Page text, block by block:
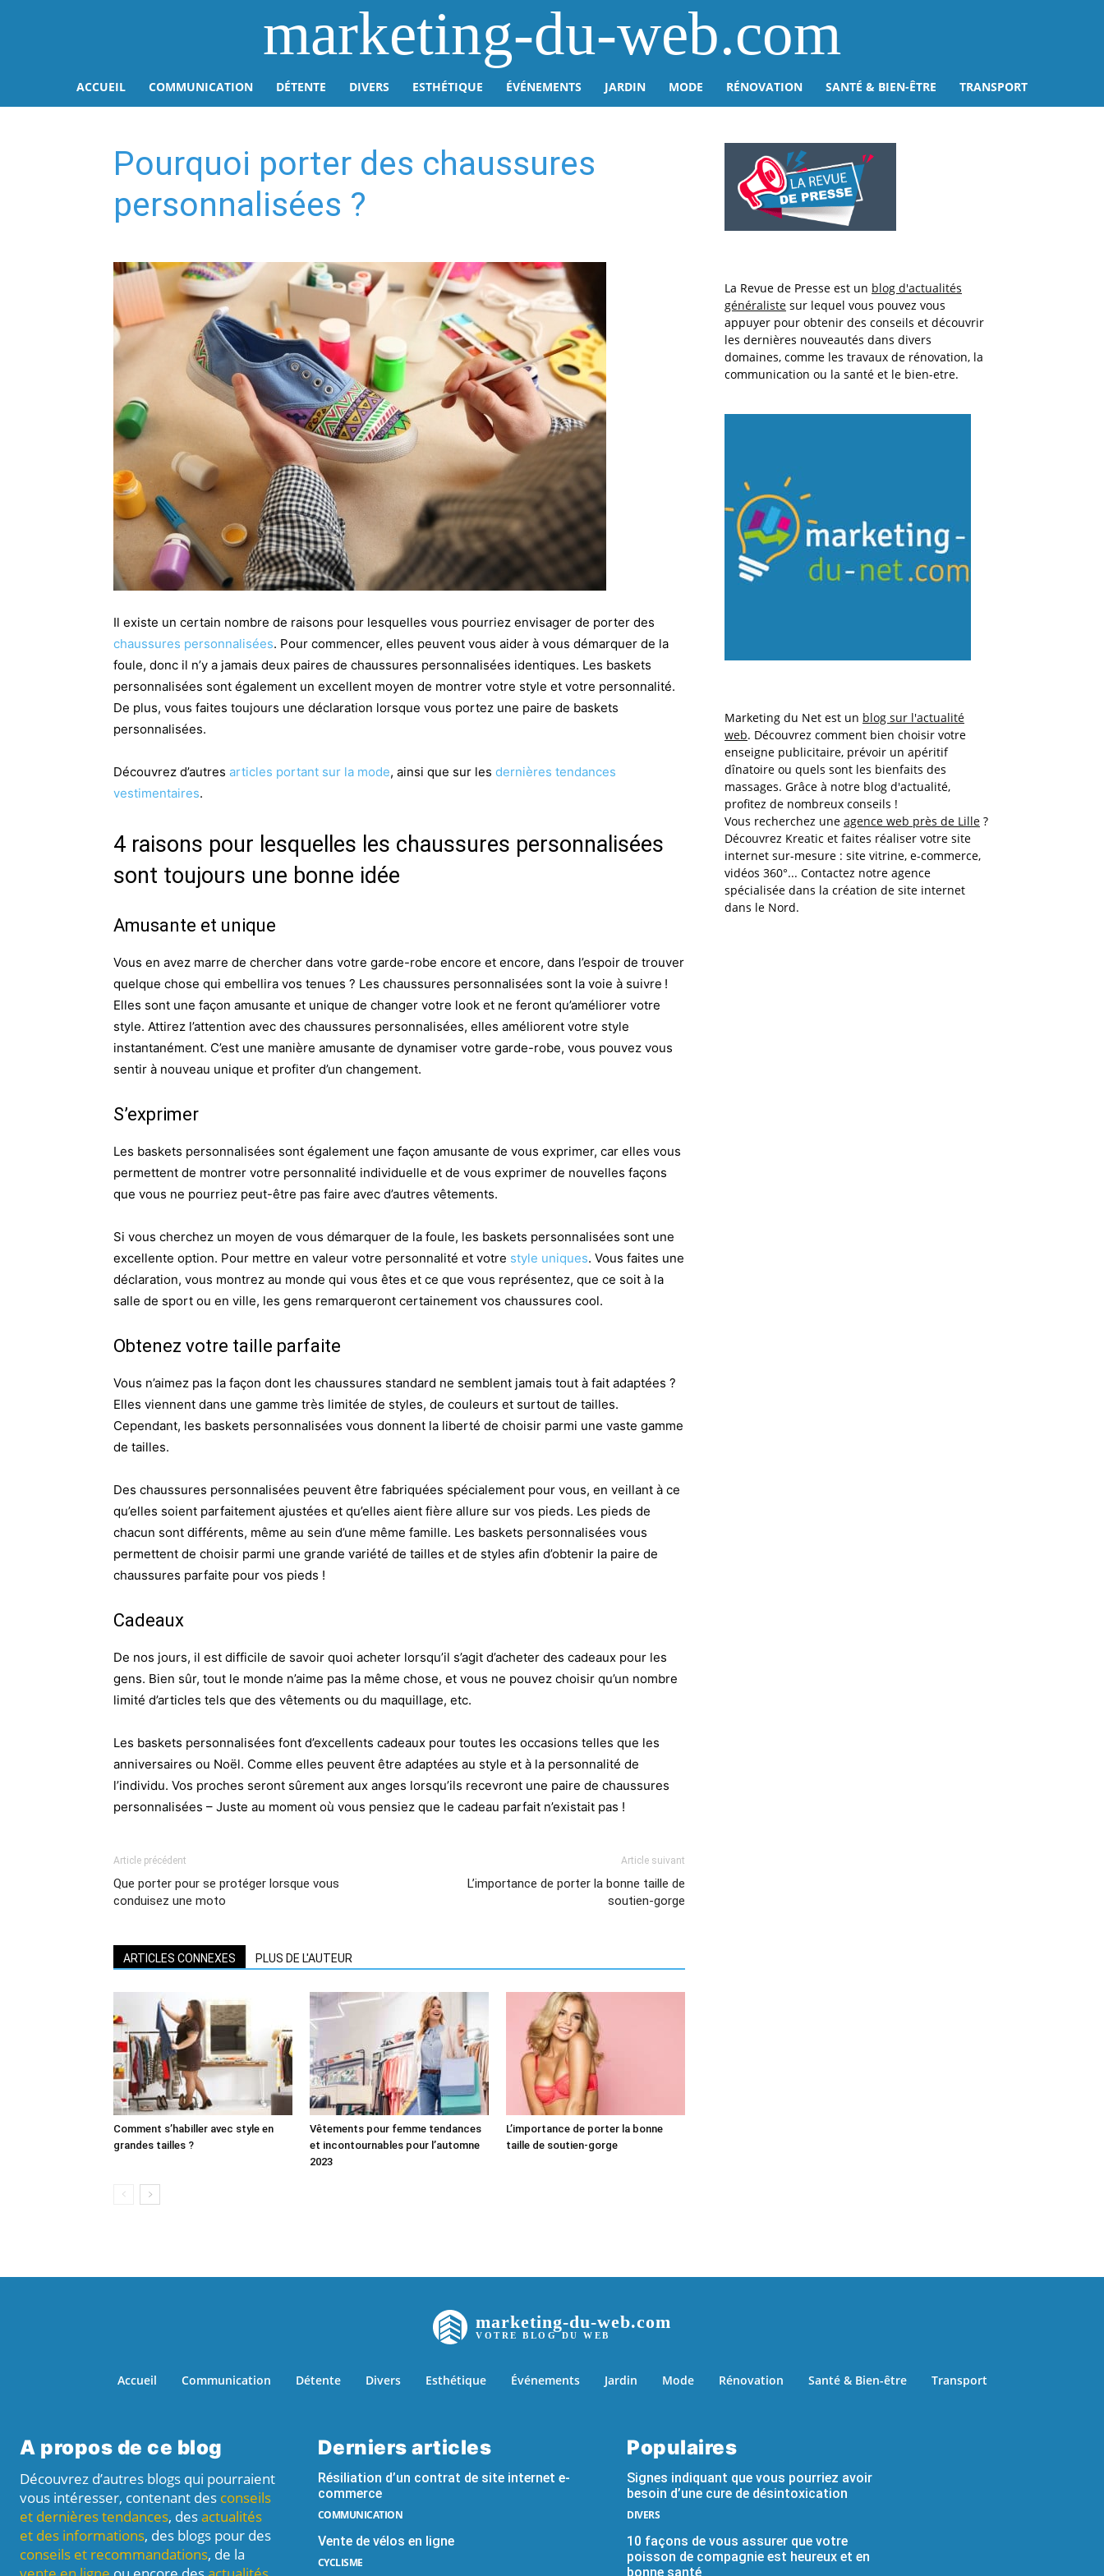
marketing-du-web.com
ACCUEIL COMMUNICATION DÉTENTE DIVERS ESTHÉTIQUE ÉVÉNEMENTS JARDIN MODE RÉNOVATION SANTÉ & BIEN-ÊTRE TRANSPORT
Pourquoi porter des chaussures
personnalisées ?
Il existe un certain nombre de raisons pour lesquelles vous pourriez envisager de porter des
chaussures personnalisées. Pour commencer, elles peuvent vous aider à vous démarquer de la
foule, donc il n’y a jamais deux paires de chaussures personnalisées identiques. Les baskets
personnalisées sont également un excellent moyen de montrer votre style et votre personnalité.
De plus, vous faites toujours une déclaration lorsque vous portez une paire de baskets
personnalisées.
Découvrez d’autres articles portant sur la mode, ainsi que sur les dernières tendances
vestimentaires.
4 raisons pour lesquelles les chaussures personnalisées
sont toujours une bonne idée
Amusante et unique
Vous en avez marre de chercher dans votre garde-robe encore et encore, dans l’espoir de trouver
quelque chose qui embellira vos tenues ? Les chaussures personnalisées sont la voie à suivre !
Elles sont une façon amusante et unique de changer votre look et ne feront qu’améliorer votre
style. Attirez l’attention avec des chaussures personnalisées, elles améliorent votre style
instantanément. C’est une manière amusante de dynamiser votre garde-robe, vous pouvez vous
sentir à nouveau unique et profiter d’un changement.
S’exprimer
Les baskets personnalisées sont également une façon amusante de vous exprimer, car elles vous
permettent de montrer votre personnalité individuelle et de vous exprimer de nouvelles façons
que vous ne pourriez peut-être pas faire avec d’autres vêtements.
Si vous cherchez un moyen de vous démarquer de la foule, les baskets personnalisées sont une
excellente option. Pour mettre en valeur votre personnalité et votre style uniques. Vous faites une
déclaration, vous montrez au monde qui vous êtes et ce que vous représentez, que ce soit à la
salle de sport ou en ville, les gens remarqueront certainement vos chaussures cool.
Obtenez votre taille parfaite
Vous n’aimez pas la façon dont les chaussures standard ne semblent jamais tout à fait adaptées ?
Elles viennent dans une gamme très limitée de styles, de couleurs et surtout de tailles.
Cependant, les baskets personnalisées vous donnent la liberté de choisir parmi une vaste gamme
de tailles.
Des chaussures personnalisées peuvent être fabriquées spécialement pour vous, en veillant à ce
qu’elles soient parfaitement ajustées et qu’elles aient fière allure sur vos pieds. Les pieds de
chacun sont différents, même au sein d’une même famille. Les baskets personnalisées vous
permettent de choisir parmi une grande variété de tailles et de styles afin d’obtenir la paire de
chaussures parfaite pour vos pieds !
Cadeaux
De nos jours, il est difficile de savoir quoi acheter lorsqu’il s’agit d’acheter des cadeaux pour les
gens. Bien sûr, tout le monde n’aime pas la même chose, et vous ne pouvez choisir qu’un nombre
limité d’articles tels que des vêtements ou du maquillage, etc.
Les baskets personnalisées font d’excellents cadeaux pour toutes les occasions telles que les
anniversaires ou Noël. Comme elles peuvent être adaptées au style et à la personnalité de
l’individu. Vos proches seront sûrement aux anges lorsqu’ils recevront une paire de chaussures
personnalisées – Juste au moment où vous pensiez que le cadeau parfait n’existait pas !
Article précédent
Que porter pour se protéger lorsque vous
conduisez une moto
Article suivant
L’importance de porter la bonne taille de
soutien-gorge
ARTICLES CONNEXES PLUS DE L'AUTEUR
Comment s’habiller avec style en
grandes tailles ?
Vêtements pour femme tendances
et incontournables pour l’automne
2023
L’importance de porter la bonne
taille de soutien-gorge
La Revue de Presse est un blog d'actualités
généraliste sur lequel vous pouvez vous
appuyer pour obtenir des conseils et découvrir
les dernières nouveautés dans divers
domaines, comme les travaux de rénovation, la
communication ou la santé et le bien-etre.
Marketing du Net est un blog sur l'actualité
web. Découvrez comment bien choisir votre
enseigne publicitaire, prévoir un apéritif
dînatoire ou quels sont les bienfaits des
massages. Grâce à notre blog d'actualité,
profitez de nombreux conseils !
Vous recherchez une agence web près de Lille ?
Découvrez Kreatic et faites réaliser votre site
internet sur-mesure : site vitrine, e-commerce,
vidéos 360°... Contactez notre agence
spécialisée dans la création de site internet
dans le Nord.
marketing-du-web.com
VOTRE BLOG DU WEB
Accueil Communication Détente Divers Esthétique Événements Jardin Mode Rénovation Santé & Bien-être Transport
A propos de ce blog
Découvrez d’autres blogs qui pourraient
vous intéresser, contenant des conseils
et dernières tendances, desactualités
et des informations, des blogs pour des
conseils et recommandations, de la
Derniers articles
Résiliation d’un contrat de site internet e-
commerce
COMMUNICATION
Vente de vélos en ligne
CYCLISME
Populaires
Signes indiquant que vous pourriez avoir
besoin d’une cure de désintoxication
DIVERS
10 façons de vous assurer que votre
poisson de compagnie est heureux et en
bonne santé